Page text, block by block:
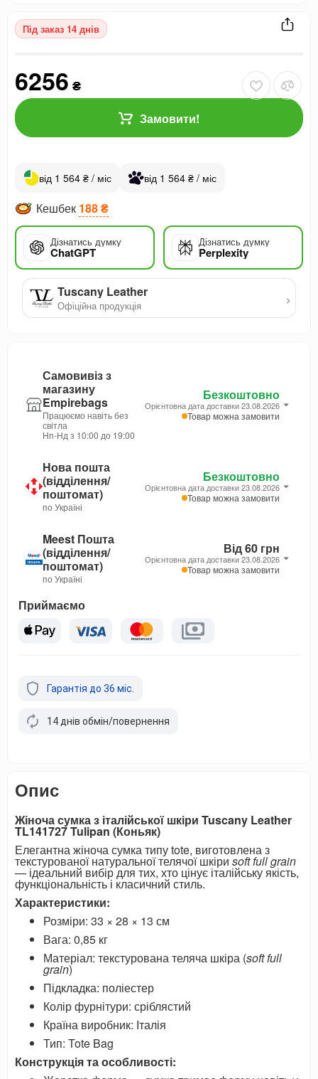
Під заказ 14 днів
6256 ₴
Замовити!
від 1 564 ₴ / міс від 1 564 ₴ / міс
Кешбек 188 ₴
Дізнатись думку
ChatGPT
Дізнатись думку
Perplexity
Tuscany Leather
Офіційна продукція ›
Самовивіз з
магазину
Empirebags
Працюємо навіть без
світла
Нп-Нд з 10:00 до 19:00
Безкоштовно
Орієнтовна дата доставки 23.08.2026
Товар можна замовити
Нова пошта
(відділення/
поштомат)
по Україні
Безкоштовно
Орієнтовна дата доставки 23.08.2026
Товар можна замовити
Meest Пошта
(відділення/
поштомат)
по Україні
Від 60 грн
Орієнтовна дата доставки 23.08.2026
Товар можна замовити
Приймаємо
Гарантія до 36 міс.
14 днів обмін/повернення
Опис
Жіноча сумка з італійської шкіри Tuscany Leather
TL141727 Tulipan (Коньяк)
Елегантна жіноча сумка типу tote, виготовлена з
текстурованої натуральної телячої шкіри soft full grain
— ідеальний вибір для тих, хто цінує італійську якість,
функціональність і класичний стиль.
Характеристики:
Розміри: 33 × 28 × 13 см
Вага: 0,85 кг
Матеріал: текстурована теляча шкіра (soft full
grain)
Підкладка: поліестер
Колір фурнітури: сріблястий
Країна виробник: Італія
Тип: Tote Bag
Конструкція та особливості: